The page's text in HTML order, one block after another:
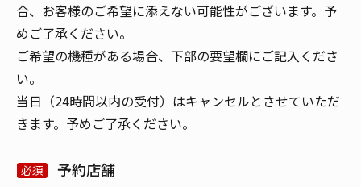
合、お客様のご希望に添えない可能性がございます。予
めご了承ください。
ご希望の機種がある場合、下部の要望欄にご記入くださ
い。
当日（24時間以内の受付）はキャンセルとさせていただ
きます。予めご了承ください。
予約店舗